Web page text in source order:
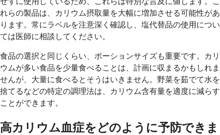
れらの製品は、カリウム摂取量を大幅に増加させる可能性があ
ります。常にラベルを注意深く確認し、塩代替品の使用につい
ては医師に相談してください。
食品の選択と同じくらい、ポーションサイズも重要です。カリ
ウムが多い食品を少量食べることは、計画に収まるかもしれま
せんが、大量に食べるとそうはいきません。野菜を茹でて水を
捨てるなどの特定の調理法は、カリウム含有量を適度に減らす
ことができます。
高カリウム血症をどのように予防できま